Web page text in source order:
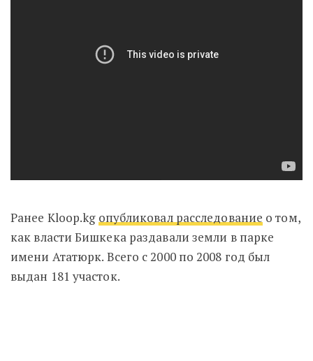
Ранее Kloop.kg опубликовал расследование о том,
как власти Бишкека раздавали земли в парке
имени Ататюрк. Всего с 2000 по 2008 год был
выдан 181 участок.